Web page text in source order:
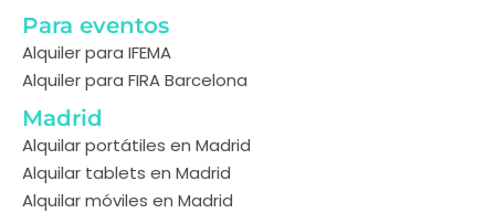
Para eventos
Alquiler para IFEMA
Alquiler para FIRA Barcelona
Madrid
Alquilar portátiles en Madrid
Alquilar tablets en Madrid
Alquilar móviles en Madrid